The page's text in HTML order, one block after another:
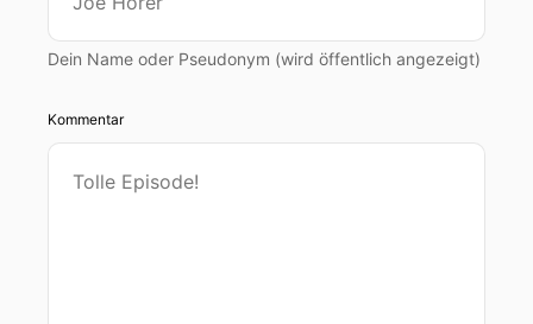
Dein Name oder Pseudonym (wird öffentlich angezeigt)
Kommentar